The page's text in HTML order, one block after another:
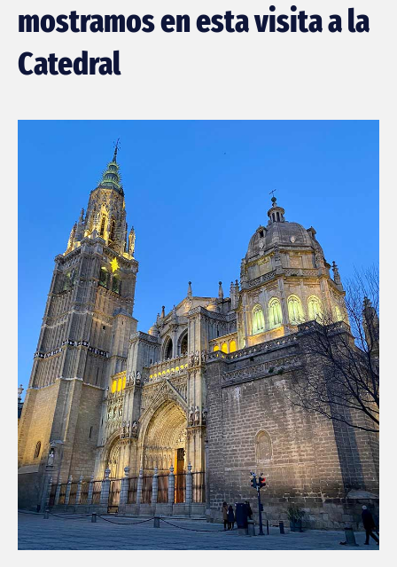
mostramos en esta visita a la
Catedral